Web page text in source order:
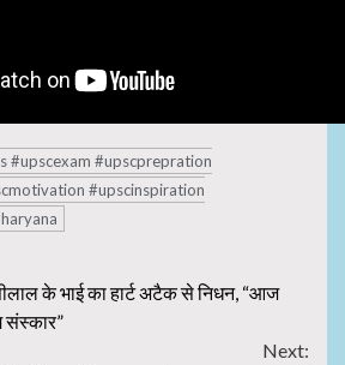
#upscexam #upscprepration
#upscinspiration
के भाई का हार्ट अटैक से निधन, “आज
संस्कार”
Next: